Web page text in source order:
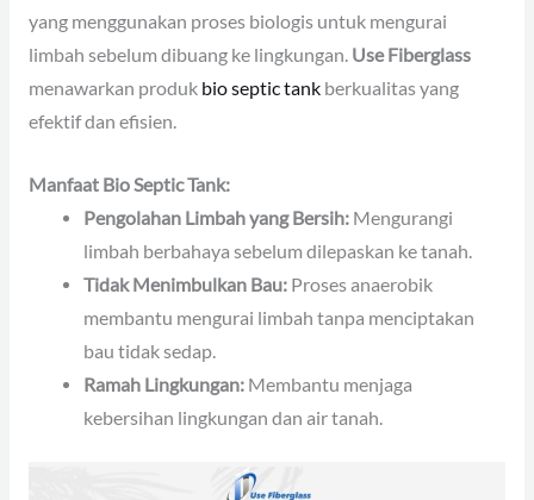
yang menggunakan proses biologis untuk mengurai
limbah sebelum dibuang ke lingkungan. Use Fiberglass
menawarkan produk bio septic tankberkualitas yang
efektif dan efisien.
Manfaat Bio Septic Tank:
Pengolahan Limbah yang Bersih: Mengurangi
limbah berbahaya sebelum dilepaskan ke tanah.
Tidak Menimbulkan Bau: Proses anaerobik
membantu mengurai limbah tanpa menciptakan
bau tidak sedap.
Ramah Lingkungan: Membantu menjaga
kebersihan lingkungan dan air tanah.